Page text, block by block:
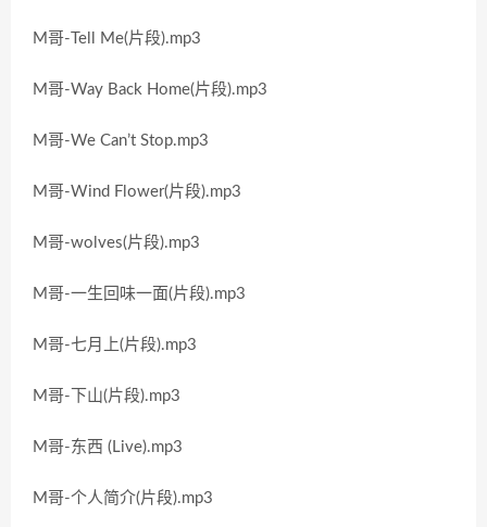
M哥-Tell Me(片段).mp3
M哥-Way Back Home(片段).mp3
M哥-We Can’t Stop.mp3
M哥-Wind Flower(片段).mp3
M哥-wolves(片段).mp3
M哥-一生回味一面(片段).mp3
M哥-七月上(片段).mp3
M哥-下山(片段).mp3
M哥-东西 (Live).mp3
M哥-个人简介(片段).mp3